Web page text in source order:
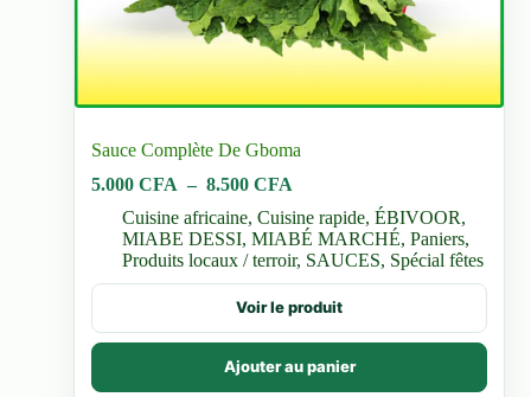
Sauce Complète De Gboma
5.000CFA – 8.500CFA
prix :
5.000 CFA
à
8.500 CFA
Cuisine africaine,Cuisine rapide,ÉBIVOOR,
MIABE DESSI,MIABÉ MARCHÉ,Paniers,
Produits locaux / terroir, SAUCES, Spécial fêtes
Voir le produit
Ajouter au panier
Ce
a
plusieurs